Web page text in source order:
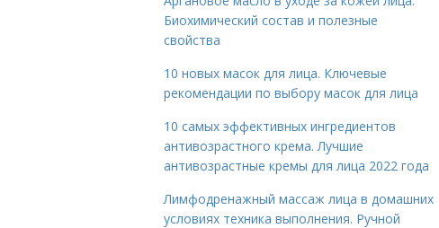
Биохимический состав и полезные
свойства
10 новых масок для лица. Ключевые
рекомендации по выбору масок для лица
10 самых эффективных ингредиентов
антивозрастного крема. Лучшие
антивозрастные кремы для лица 2022 года
Лимфодренажный массаж лица в домашних
условиях техника выполнения. Ручной